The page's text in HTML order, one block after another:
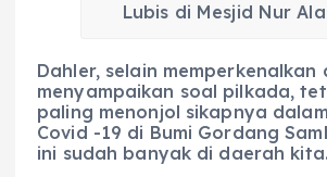
Lubis di Mesjid Nur
Dahler, selain memperkenalkan
menyampaikan soal pilkada,
paling menonjol sikapnya
Covid -19 di Bumi Gordang
ini sudah banyak di daerah kita.